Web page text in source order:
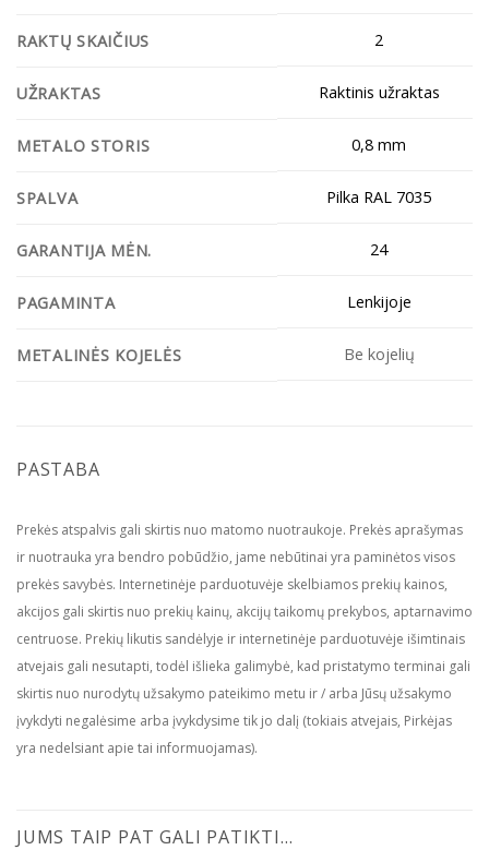
RAKTŲ SKAIČIUS 2
UŽRAKTAS Raktinis užraktas
METALO STORIS 0,8 mm
SPALVA Pilka RAL 7035
GARANTIJA MĖN. 24
PAGAMINTA Lenkijoje
METALINĖS KOJELĖS Be kojelių
PASTABA
Prekės atspalvis gali skirtis nuo matomo nuotraukoje. Prekės aprašymas
ir nuotrauka yra bendro pobūdžio, jame nebūtinai yra paminėtos visos
prekės savybės. Internetinėje parduotuvėje skelbiamos prekių kainos,
akcijos gali skirtis nuo prekių kainų, akcijų taikomų prekybos, aptarnavimo
centruose. Prekių likutis sandėlyje ir internetinėje parduotuvėje išimtinais
atvejais gali nesutapti, todėl išlieka galimybė, kad pristatymo terminai gali
skirtis nuo nurodytų užsakymo pateikimo metu ir / arba Jūsų užsakymo
įvykdyti negalėsime arba įvykdysime tik jo dalį (tokiais atvejais, Pirkėjas
yra nedelsiant apie tai informuojamas).
JUMS TAIP PAT GALI PATIKTI…